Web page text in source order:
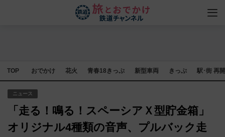
TOP おでかけ 花火 青春18きっぷ 新型車両 きっぷ 駅･街 再
ニュース
「走る！鳴る！スペーシアＸ型貯金箱」
オリジナル4種類の音声、プルバック走